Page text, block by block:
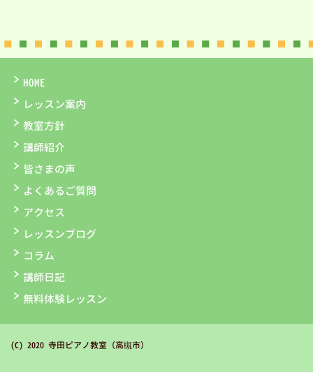
HOME
レッスン案内
教室方針
講師紹介
皆さまの声
よくあるご質問
アクセス
レッスンブログ
コラム
講師日記
無料体験レッスン
(C) 2020 寺田ピアノ教室（高槻市）